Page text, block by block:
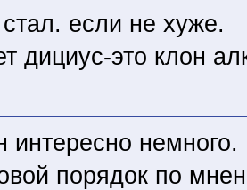
если не хуже.
дициус-это клон
интересно немного.
порядок по